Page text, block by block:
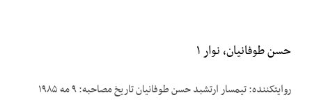
حسن طوفانیان، نوار ۱
روایت­کننده: تیمسار ارتشبد حسن طوفانیان تاریخ مصاحبه: ۹ مه ۱۹۸۵